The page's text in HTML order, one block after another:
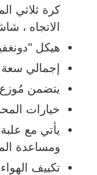
شاحنة قمامة
أجزاء مركبة
دراجة ثلاثية
شاحنة شحن
كرة ثلاثي
الاتجاه ،
هيكل
إجمالي سعة الخزان: 4-6
يتضمن مُوزع
خيارات
يأتي مع
ومساعدة
تكييف